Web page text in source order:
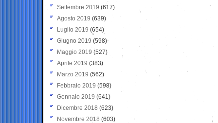
Settembre 2019 (617)
Agosto 2019 (639)
Luglio 2019 (654)
Giugno 2019 (598)
Maggio 2019 (527)
Aprile 2019 (383)
Marzo 2019 (562)
Febbraio 2019 (598)
Gennaio 2019 (641)
Dicembre 2018 (623)
Novembre 2018 (603)